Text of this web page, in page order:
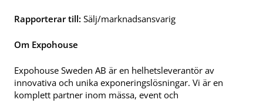
Rapporterar till: Sälj/marknadsansvarig
Om Expohouse
Expohouse Sweden AB är en helhetsleverantör av
innovativa och unika exponeringslösningar. Vi är en
komplett partner inom mässa, event och